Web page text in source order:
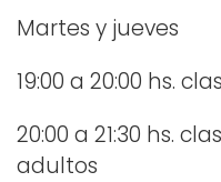
Martes y jueves
19:00 a 20:00 hs.
20:00 a 21:30 hs.
adultos